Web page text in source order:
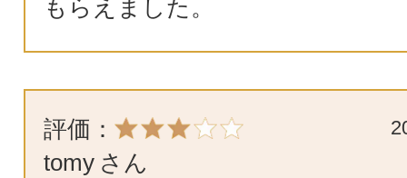
もらえました。
評価：
tomy さん